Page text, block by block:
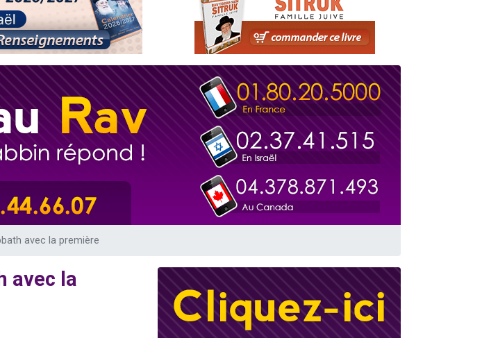
: pauvres d'Israel
: Le Chabbath et le Birkat Hamazone à travers le temps
Zoom
avec la première
avec la